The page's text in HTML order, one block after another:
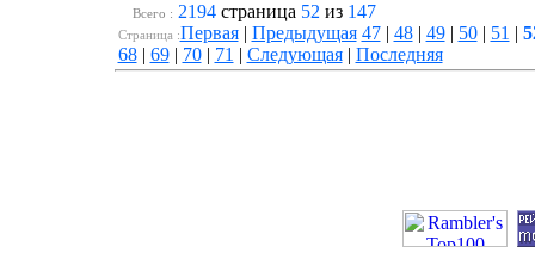
Всего : 2194страница 52 из 147
Cтраница :Первая| Предыдущая 47| 48| 49| 50| 51 |
68| 69| 70| 71 | Следующая| Последняя